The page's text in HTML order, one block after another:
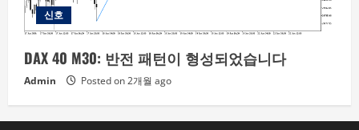
신호
DAX 40 M30: 반전 패턴이 형성되었습니다
Admin Posted on 2개월 ago